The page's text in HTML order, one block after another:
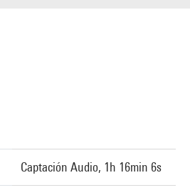
Captación Audio, 1h 16min 6s